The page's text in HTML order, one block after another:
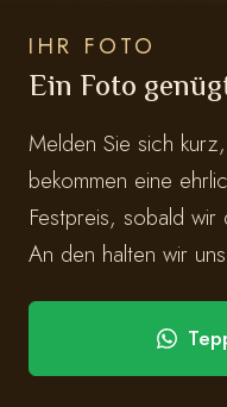
IHR FOTO
Ein Foto
Melden Sie sich
bekommen eine
Festpreis, sobald
An den halten wir